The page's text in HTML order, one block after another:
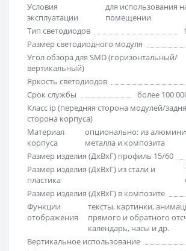
Условия
эксплуатации
для использования
помещении
Тип светодиодов
Размер светодиодного модуля
Угол обзора для SMD (горизонтальный/
вертикальный)
Яркость светодиодов
Срок службы
более 100
Класс ip (передняя сторона модулей/
сторона корпуса)
Материал
корпуса
опционально: из
металла и композита
Размер изделия (ДхВхГ) профиль 15/60
Размер изделия (ДхВхГ) из стали и
пластика
Размер изделия (ДхВхГ) в композите
Функции
отображения
тексты, картинки,
прямого и обратного
календарь, часы и др.
Вертикальное использование